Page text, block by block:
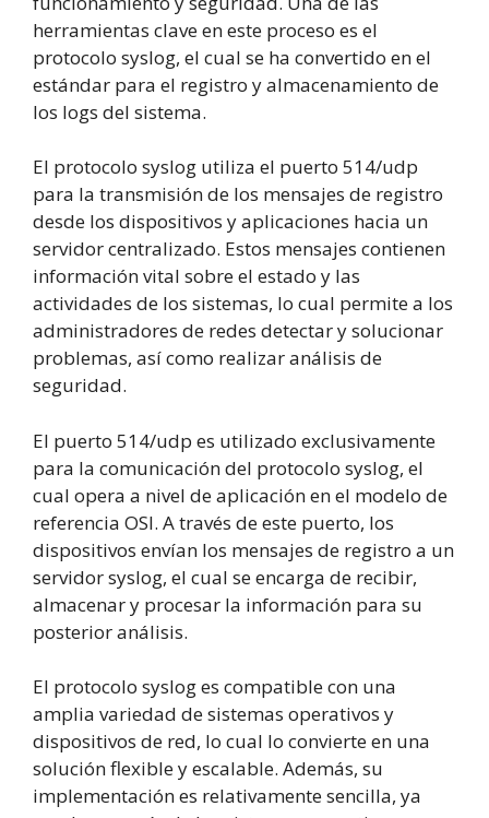
herramientas clave en este proceso es el
protocolo syslog, el cual se ha convertido en el
estándar para el registro y almacenamiento de
los logs del sistema.
El protocolo syslog utiliza el puerto 514/udp
para la transmisión de los mensajes de registro
desde los dispositivos y aplicaciones hacia un
servidor centralizado. Estos mensajes contienen
información vital sobre el estado y las
actividades de los sistemas, lo cual permite a los
administradores de redes detectar y solucionar
problemas, así como realizar análisis de
seguridad.
El puerto 514/udp es utilizado exclusivamente
para la comunicación del protocolo syslog, el
cual opera a nivel de aplicación en el modelo de
referencia OSI. A través de este puerto, los
dispositivos envían los mensajes de registro a un
servidor syslog, el cual se encarga de recibir,
almacenar y procesar la información para su
posterior análisis.
El protocolo syslog es compatible con una
amplia variedad de sistemas operativos y
dispositivos de red, lo cual lo convierte en una
solución flexible y escalable. Además, su
implementación es relativamente sencilla, ya